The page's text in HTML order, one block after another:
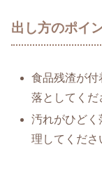
出し方のポイ
食品残渣が付
落としてくだ
汚れがひどく
理してくださ